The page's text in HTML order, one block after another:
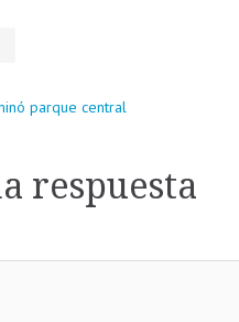
parque central
respuesta